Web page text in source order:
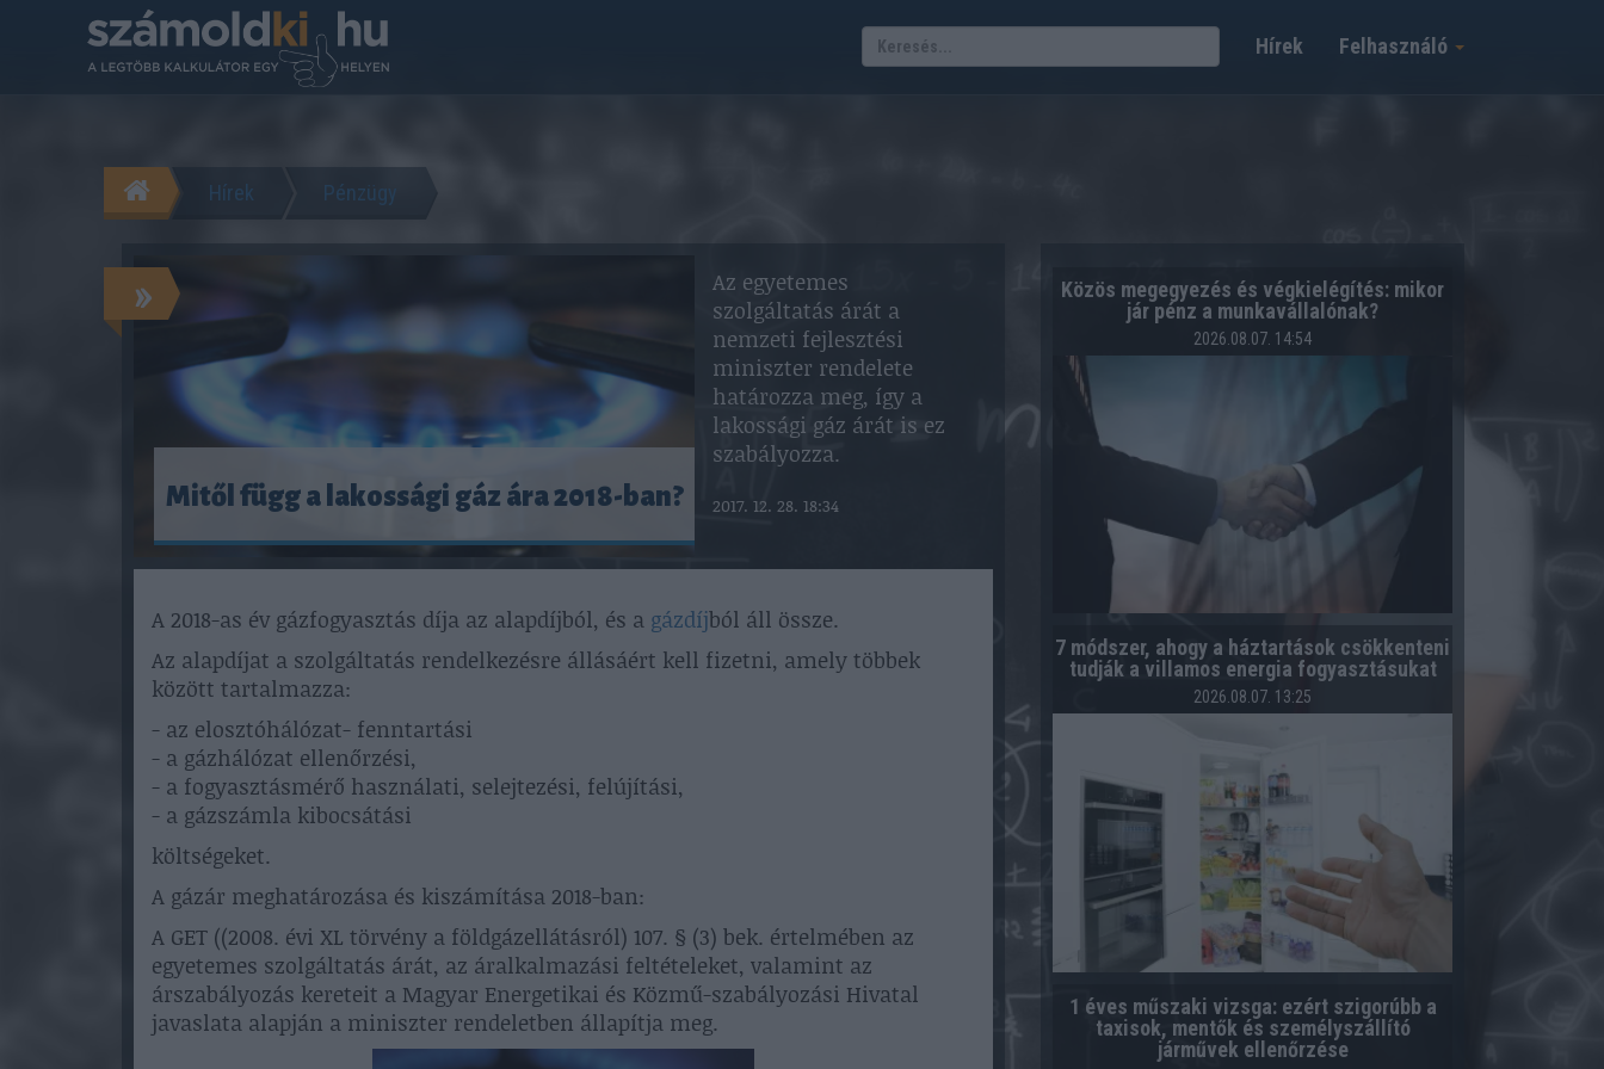
Felhasználó
Hírek
Hírek Pénzügy
»
Mitől függ a lakossági gáz ára 2018-ban?
Az egyetemes
szolgáltatás árát a
nemzeti fejlesztési
miniszter rendelete
határozza meg, így a
lakossági gáz árát is ez
szabályozza.
2017. 12. 28. 18:34
A 2018-as év gázfogyasztás díja az alapdíjból, és a gázdíjból áll össze.
Az alapdíjat a szolgáltatás rendelkezésre állásáért kell fizetni, amely többek
között tartalmazza:
- az elosztóhálózat- fenntartási
- a gázhálózat ellenőrzési,
- a fogyasztásmérő használati, selejtezési, felújítási,
- a gázszámla kibocsátási
költségeket.
A gázár meghatározása és kiszámítása 2018-ban:
A GET ((2008. évi XL törvény a földgázellátásról) 107. § (3) bek. értelmében az
egyetemes szolgáltatás árát, az áralkalmazási feltételeket, valamint az
árszabályozás kereteit a Magyar Energetikai és Közmű-szabályozási Hivatal
javaslata alapján a miniszter rendeletben állapítja meg.
Közös megegyezés és végkielégítés: mikor
jár pénz a munkavállalónak?
2026.08.07. 14:54
7 módszer, ahogy a háztartások csökkenteni
tudják a villamos energia fogyasztásukat
2026.08.07. 13:25
1 éves műszaki vizsga: ezért szigorúbb a
taxisok, mentők és személyszállító
járművek ellenőrzése